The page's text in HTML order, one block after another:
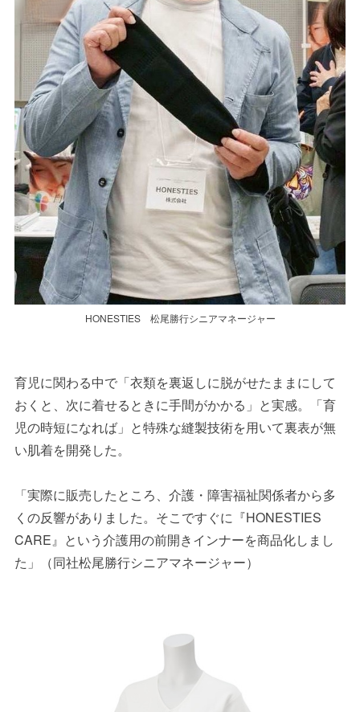
HONESTIES 松尾勝行シニアマネージャー
育児に関わる中で「衣類を裏返しに脱がせたままにして
おくと、次に着せるときに手間がかかる」と実感。「育
児の時短になれば」と特殊な縫製技術を用いて裏表が無
い肌着を開発した。
「実際に販売したところ、介護・障害福祉関係者から多
くの反響がありました。そこですぐに『HONESTIES
CARE』という介護用の前開きインナーを商品化しまし
た」（同社松尾勝行シニアマネージャー）